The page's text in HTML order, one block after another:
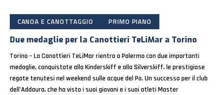
CANOA E CANOTTAGGIO PRIMO PIANO
Due medaglie per la Canottieri TeLiMar a Torino
Torino – La Canottieri TeLiMar rientra a Palermo con due importanti
medaglie, conquistate alla Kinderskiff e alla Silverskiff, le prestigiose
regate tenutesi nel weekend sulle acque del Po. Un successo per il club
dell’Addaura, che ha visto i suoi giovani e i suoi atleti Master